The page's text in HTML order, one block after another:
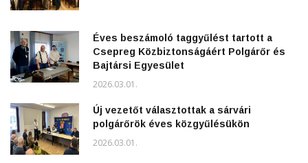
Éves beszámoló taggyűlést tartott a
Csepreg Közbiztonságáért Polgárőr és
Bajtársi Egyesület
2026.03.01.
Új vezetőt választottak a sárvári
polgárőrök éves közgyűlésükön
2026.03.01.